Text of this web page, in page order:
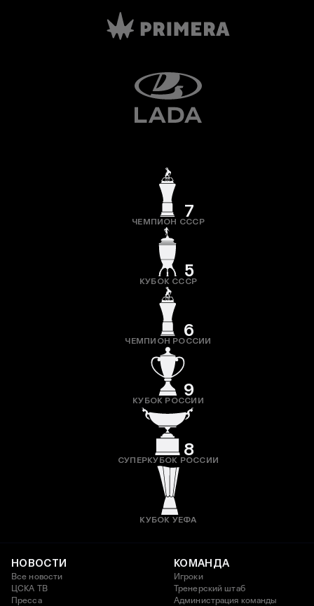
7
ЧЕМПИОН СССР
5
КУБОК СССР
6
ЧЕМПИОН РОССИИ
9
КУБОК РОССИИ
8
СУПЕРКУБОК РОССИИ
КУБОК УЕФА
НОВОСТИ
Все новости
ЦСКА ТВ
Пресса
КОМАНДА
Игроки
Тренерский штаб
Администрация команды